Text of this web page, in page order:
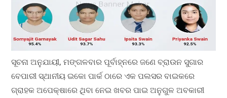
ସୂଚନା ଅନୁଯାୟୀ, ମଙ୍ଗଳବାର ପୂର୍ବାହ୍ନରେ ଜଣେ ବ୍ରାଉନ ସୁଗାର
ବେପାରୀ ସ୍ଥାନୀୟ ଇକୋ ପାର୍କ ଠାରେ ଏକ ପଲସର ବାଇକରେ
ଗ୍ରାହକ ଅପେକ୍ଷାରେ ଥିବା ନେଇ ଖବର ପାଇ ଅନୁଗୁଳ ଅବକାରୀ